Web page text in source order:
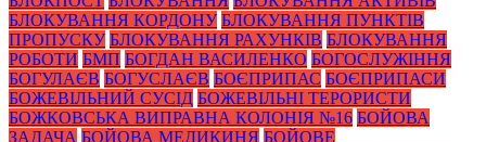
БЛОКУВАННЯ КОРДОНУ БЛОКУВАННЯ ПУНКТІВ
ПРОПУСКУ БЛОКУВАННЯ РАХУНКІВ БЛОКУВАННЯ
РОБОТИ БМП БОГДАН ВАСИЛЕНКО БОГОСЛУЖІННЯ
БОГУЛАЄВ БОГУСЛАЄВ БОЄПРИПАС БОЄПРИПАСИ
БОЖЕВІЛЬНИЙ СУСІД БОЖЕВІЛЬНІ ТЕРОРИСТИ
БОЖКОВСЬКА ВИПРАВНА КОЛОНІЯ №16 БОЙОВА
ЗАДАЧА БОЙОВА МЕДИКИНЯ БОЙОВЕ